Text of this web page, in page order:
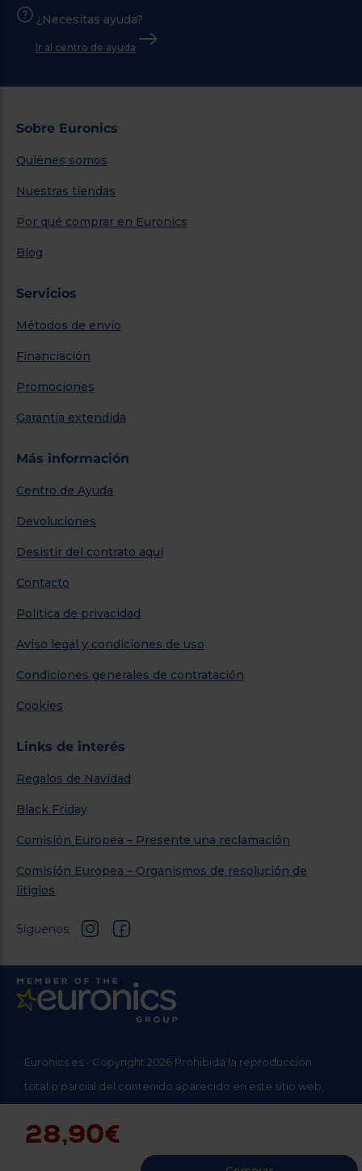
28,90€
¿Necesitas ayuda?
Ir al centro de ayuda
Sobre Euronics
Quiénes somos
Nuestras tiendas
Por qué comprar en Euronics
Blog
Servicios
Métodos de envío
Financiación
Promociones
Garantía extendida
Más información
Centro de Ayuda
Devoluciones
Desistir del contrato aquí
Contacto
Política de privacidad
Aviso legal y condiciones de uso
Condiciones generales de contratación
Cookies
Links de interés
Regalos de Navidad
Black Friday
Comisión Europea – Presente una reclamación
Comisión Europea – Organismos de resolución de
litigios
Síguenos
Euronics.es - Copyright 2026 Prohibida la reproducción
total o parcial del contenido aparecido en este sitio web,
* Datos agregados del grupo Sinersis